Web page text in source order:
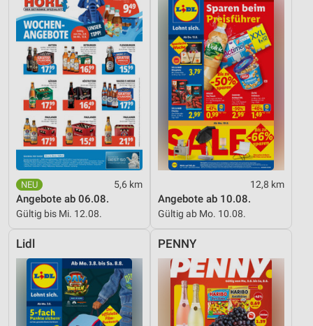
5,6 km
Angebote ab 06.08.
Gültig bis Mi. 12.08.
12,8 km
Angebote ab 10.08.
Gültig ab Mo. 10.08.
Lidl PENNY